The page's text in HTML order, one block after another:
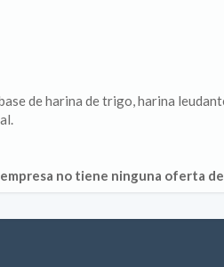
de harina de trigo, harina
no tiene ninguna oferta